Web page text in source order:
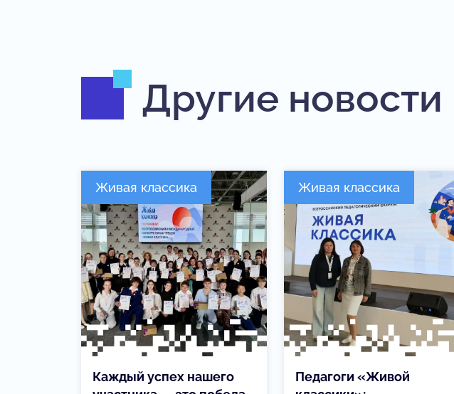
Другие
Живая классика
Каждый успех нашего
Живая классика
Педагоги «Живой